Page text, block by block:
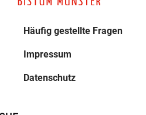
Häufig gestellte Fragen
Impressum
Datenschutz